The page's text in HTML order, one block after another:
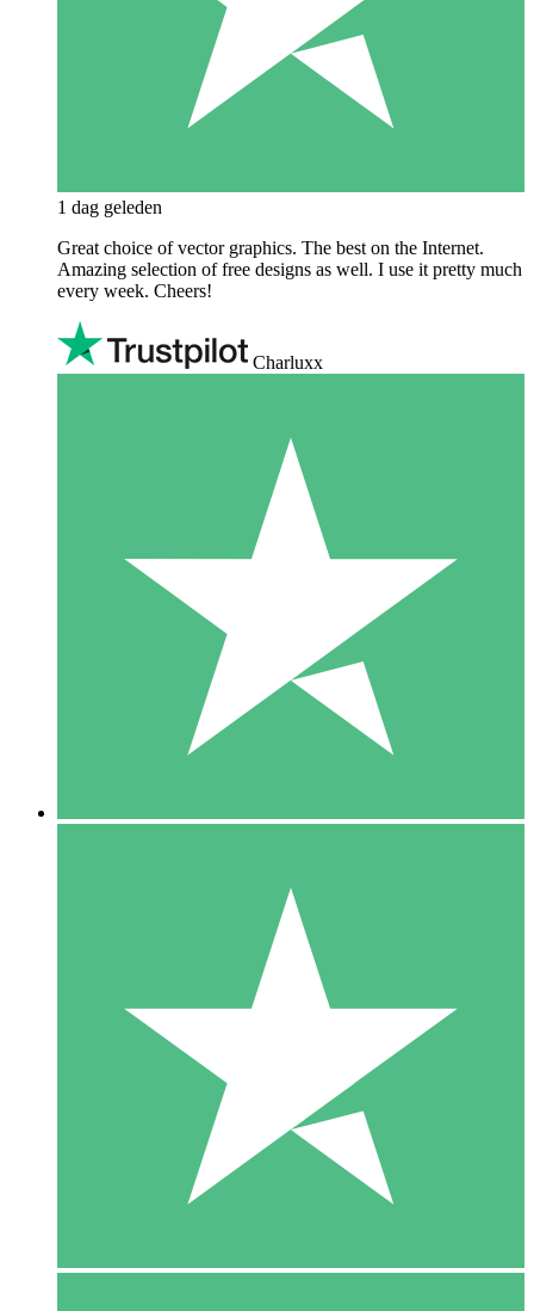
1 dag geleden
Great choice of vector graphics. The best on the Internet.
Amazing selection of free designs as well. I use it pretty much
every week. Cheers!
Charluxx